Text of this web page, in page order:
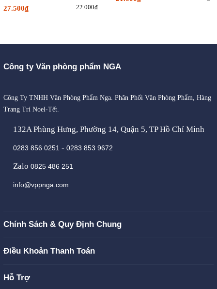
27.500₫ 22.000₫
Công ty Văn phòng phẩm NGA
Công Ty TNHH Văn Phòng Phẩm Nga. Phân Phối Văn Phòng Phẩm, Hàng
Trang Trí Noel-Tết.
132A Phùng Hưng, Phường 14, Quận 5, TP Hồ Chí Minh
0283 856 0251 - 0283 853 9672
Zalo 0825 486 251
info@vppnga.com
Chính Sách & Quy Định Chung
Điều Khoản Thanh Toán
Hỗ Trợ